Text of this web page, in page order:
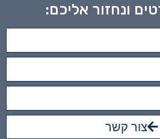
ונחזור אליכם:
צור קשר